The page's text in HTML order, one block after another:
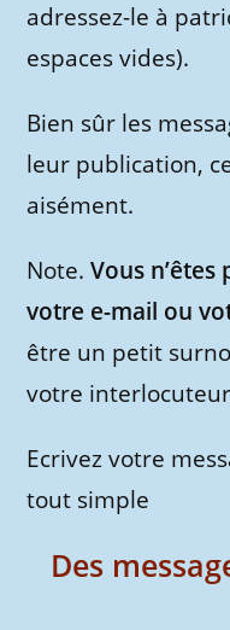
adressez-le à
espaces vides).
Bien sûr les
leur publication,
aisément.
Note.Vous n’êtes
votre e-mail ou
être un petit
votre
Ecrivez votre
tout simple
Des